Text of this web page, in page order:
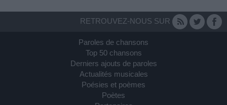
RETROUVEZ-NOUS SUR
Paroles de chansons
Top 50 chansons
Derniers ajouts de paroles
Actualités musicales
Poésies et poèmes
Poètes